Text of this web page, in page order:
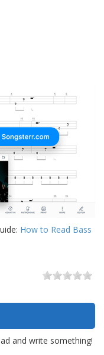
How to Read Bass
and write something!